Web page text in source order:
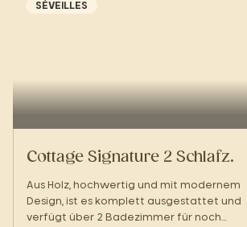
SÉVEILLES
Cottage Signature 2 Schlafz.
Aus Holz, hochwertig und mit modernem
Design, ist es komplett ausgestattet und
verfügt über 2 Badezimmer für noch